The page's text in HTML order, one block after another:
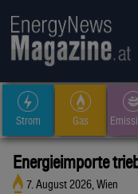
Strom Gas
Energieimporte
7. August 2026, Wien